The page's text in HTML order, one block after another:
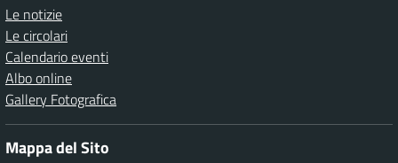
Le notizie
Le circolari
Calendario eventi
Albo online
Gallery Fotografica
Mappa del Sito